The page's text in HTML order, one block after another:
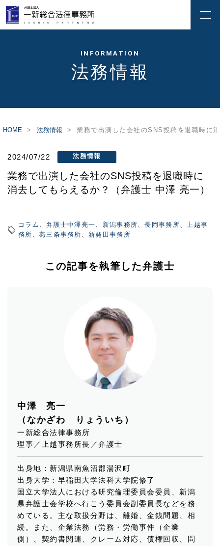
INFORMATION
法務情報
HOME 法務情報 業務で出演した会社のSNS投稿を退職時に
2024/07/22 法務情報
業務で出演した会社のSNS投稿を退職時に
消去してもらえるか？（弁護士 中澤 亮一）
コラム 、弁護士中澤亮一、 新潟事務所、長岡事務所、上越事
務所 、 燕三条事務所 、 新発田事務所
この記事を執筆した弁護士
中澤 亮一
（なかざわ りょういち）
一新総合法律事務所
理事／上越事務所長／弁護士
出身地：新潟県南魚沼郡湯沢町
出身大学：早稲田大学法科大学院修了
国立大学法人における研究倫理委員会委員、新潟
県弁護士会学校へ行こう委員会副委員長などを務
めている。主な取扱分野は、離婚、金銭問題、相
続。また、企業法務（労務・労働事件（企業
側）、契約書関連、クレーム対応、債権回収、問